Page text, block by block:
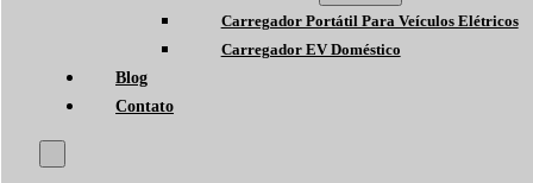
Carregador Portátil Para Veículos Elétricos
Carregador EV Doméstico
Blog
Contato